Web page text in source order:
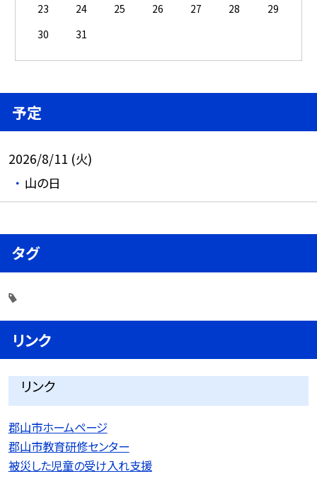
23
24 25 26 27 28
29
30
31
予定
2026/8/11 (火)
山の日
タグ
リンク
リンク
郡山市ホームページ
郡山市教育研修センター
被災した児童の受け入れ支援